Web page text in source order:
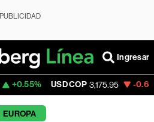
PUBLICIDAD
Ingresar
USD COP 3,175.95 -0.63% Tesla
EUROPA